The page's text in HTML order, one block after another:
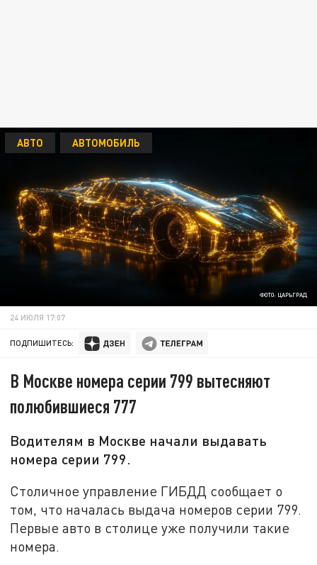
ФОТО: ЦАРЬГРАД
АВТО АВТОМОБИЛЬ
24 ИЮЛЯ 17:07
ПОДПИШИТЕСЬ:
В Москве номера серии 799 вытесняют
полюбившиеся 777
Водителям в Москве начали выдавать
номера серии 799.
Столичное управление ГИБДД сообщает о
том, что началась выдача номеров серии 799.
Первые авто в столице уже получили такие
номера.